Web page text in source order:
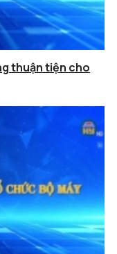
thuận tiện cho